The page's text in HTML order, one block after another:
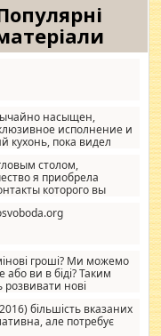
насыщен,
исполнение и
кухонь, пока видел
и что главное -
удорожающих
столом,
я приобрела
которого вы
гроші? Ми можемо
ви в біді? Таким
нові
їм шанс. Кожен
не зможе, вони
більшість вказаних
але потребує